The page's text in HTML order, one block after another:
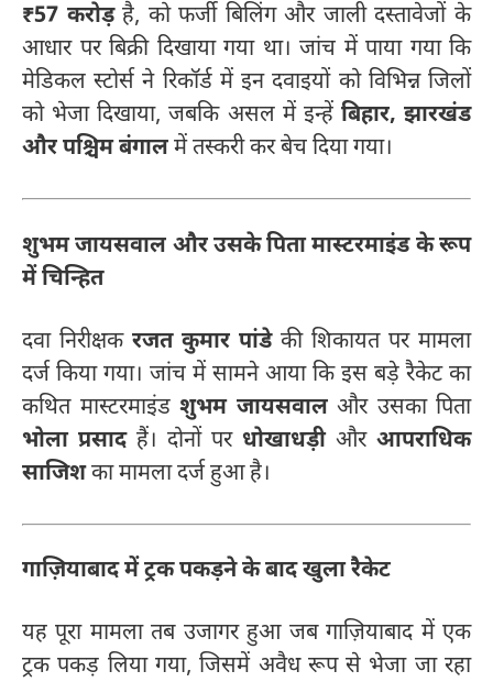
₹57 करोड़है, को फर्जी बिलिंग और जाली दस्तावेजों के
आधार पर बिक्री दिखाया गया था। जांच में पाया गया कि
मेडिकल स्टोर्स ने रिकॉर्ड में इन दवाइयों को विभिन्न जिलों
को भेजा दिखाया, जबकि असल में इन्हें बिहार, झारखंड
और पश्चिम बंगालमें तस्करी कर बेच दिया गया।
शुभम जायसवाल और उसके पिता मास्टरमाइंड के रूप
में चिन्हित
दवा निरीक्षक रजत कुमार पांडेकी शिकायत पर मामला
दर्ज किया गया। जांच में सामने आया कि इस बड़े रैकेट का
कथित मास्टरमाइंड शुभम जायसवालऔर उसका पिता
भोला प्रसादहैं। दोनों पर धोखाधड़ीऔर आपराधिक
साजिशका मामला दर्ज हुआ है।
गाज़ियाबाद में ट्रक पकड़ने के बाद खुला रैकेट
यह पूरा मामला तब उजागर हुआ जब गाज़ियाबाद में एक
ट्रक पकड़ लिया गया, जिसमें अवैध रूप से भेजा जा रहा